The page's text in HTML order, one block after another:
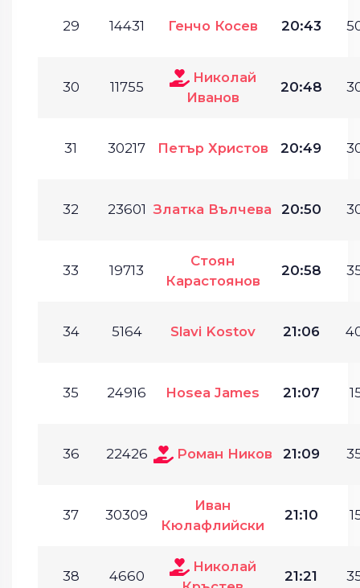
29 14431 Генчо Косев 20:43
30 11755
Николай
Иванов
20:48
31 30217 Петър Христов 20:49
32 23601 Златка Вълчева 20:50
33 19713
Стоян
Карастоянов
20:58
34 5164 Slavi Kostov 21:06
35 24916 Hosea James 21:07
36 22426 Роман Ников 21:09
37 30309
Иван
Кюлафлийски
21:10
38 4660
Николай
21:21